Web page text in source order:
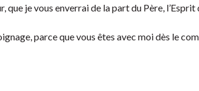
que je vous enverrai de la part du Père,
parce que vous êtes avec moi dès le